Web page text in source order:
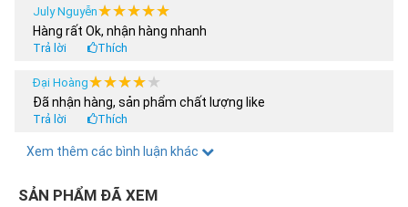
ngay hệ thống cửa hàng của
với chúng tôi qua hotline
phẩm cùng các CTKM, ưu đãi của hệ thống
website chính thức
THÔNG TIN LIÊN HỆ
Email
July Nguyễn★★★★★
★★★★★
Hàng rất Ok, nhận hàng nhanh
Trả lời Thích
Đại Hoàng★★★★★
★★★★★
Đã nhận hàng, sản phẩm chất lượng like
Trả lời Thích
Hoàng Anh ★★★★★
★★★★★
mại 30% ko shop
Xem thêm các bình luận khác
SẢN PHẨM ĐÃ XEM